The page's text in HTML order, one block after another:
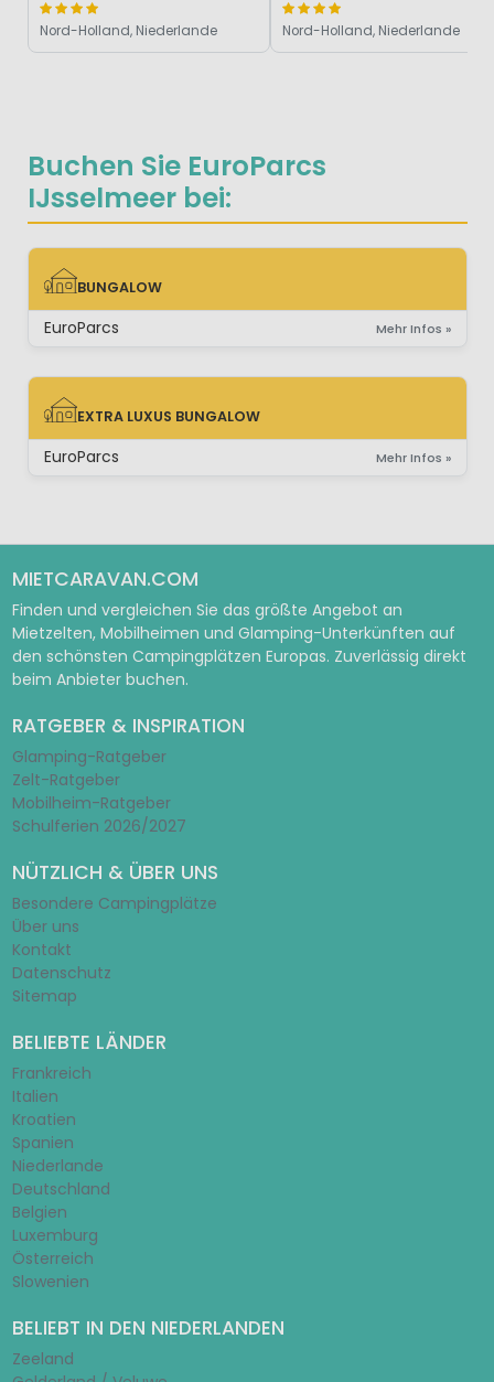
Buchen Sie EuroParcs
IJsselmeer bei:
BUNGALOW
BUNGALOW
EuroParcs Mehr Infos »
EXTRA LUXUS BUNGALOW
EXTRA LUXUS BUNGALOW
EuroParcs Mehr Infos »
Nord-Holland, Niederlande Nord-Holland, Niederlande
MIETCARAVAN.COM
Finden und vergleichen Sie das größte Angebot an
Mietzelten, Mobilheimen und Glamping-Unterkünften auf
den schönsten Campingplätzen Europas. Zuverlässig direkt
beim Anbieter buchen.
RATGEBER & INSPIRATION
Glamping-Ratgeber
Zelt-Ratgeber
Mobilheim-Ratgeber
Schulferien 2026/2027
NÜTZLICH & ÜBER UNS
Besondere Campingplätze
Über uns
Kontakt
Datenschutz
Sitemap
BELIEBTE LÄNDER
Frankreich
Italien
Kroatien
Spanien
Niederlande
Deutschland
Belgien
Luxemburg
Österreich
Slowenien
BELIEBT IN DEN NIEDERLANDEN
Zeeland